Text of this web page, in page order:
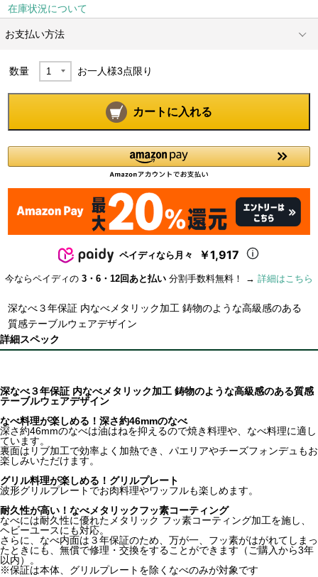
在庫状況について
お支払い方法
数量 お一人様3点限り
カートに入れる
ペイディなら月々 ￥1,917
今ならペイディの 3・6・12回あと払い 分割手数料無料！ → 詳細はこちら
深なべ３年保証 内なべメタリック加工 鋳物のような高級感のある
質感テーブルウェアデザイン
詳細スペック
深なべ３年保証 内なべメタリック加工 鋳物のような高級感のある質感
テーブルウェアデザイン
なべ料理が楽しめる！深さ約46mmのなべ
深さ約46mmのなべは油はねを抑えるので焼き料理や、なべ料理に適し
ています。
裏面はリブ加工で効率よく加熱でき、パエリアやチーズフォンデュもお
楽しみいただけます。
グリル料理が楽しめる！グリルプレート
波形グリルプレートでお肉料理やワッフルも楽しめます。
耐久性が高い！なべメタリックフッ素コーティング
なべには耐久性に優れたメタリック フッ素コーティング加工を施し、
ヘビーユースにも対応。
さらに、なべ内面は３年保証のため、万が一、フッ素がはがれてしまっ
たときにも、無償で修理・交換をすることができます（ご購入から3年
以内）。
※保証は本体、グリルプレートを除くなべのみが対象です